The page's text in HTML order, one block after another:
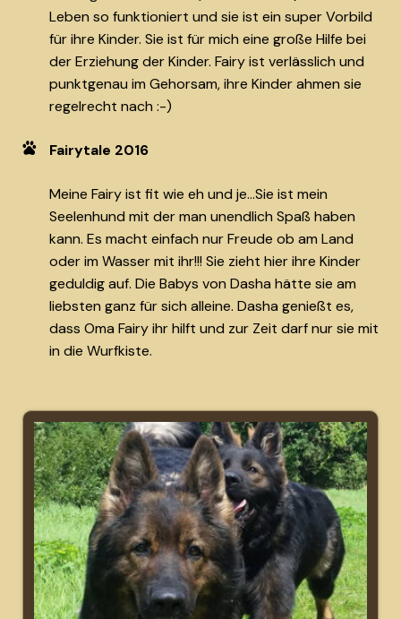
Leben so funktioniert und sie ist ein super Vorbild
für ihre Kinder. Sie ist für mich eine große Hilfe bei
der Erziehung der Kinder. Fairy ist verlässlich und
punktgenau im Gehorsam, ihre Kinder ahmen sie
regelrecht nach :-)
Fairytale 2016
Meine Fairy ist fit wie eh und je...Sie ist mein
Seelenhund mit der man unendlich Spaß haben
kann. Es macht einfach nur Freude ob am Land
oder im Wasser mit ihr!!! Sie zieht hier ihre Kinder
geduldig auf. Die Babys von Dasha hätte sie am
liebsten ganz für sich alleine. Dasha genießt es,
dass Oma Fairy ihr hilft und zur Zeit darf nur sie mit
in die Wurfkiste.